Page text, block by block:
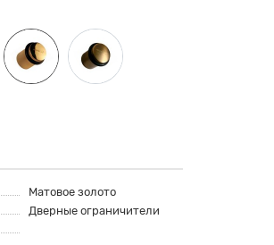
Матовое золото
Дверные ограничители